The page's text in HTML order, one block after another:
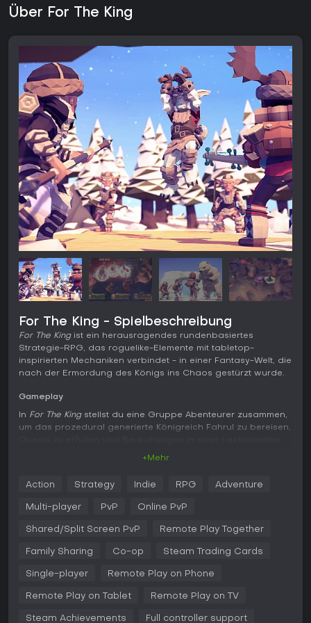
Über For The King
For The King - Spielbeschreibung
For The Kingist ein herausragendes rundenbasiertes
Strategie-RPG, das roguelike-Elemente mit tabletop-
inspirierten Mechaniken verbindet - in einer Fantasy-Welt, die
nach der Ermordung des Königs ins Chaos gestürzt wurde.
Gameplay
In For The Kingstellst du eine Gruppe Abenteurer zusammen,
um das prozedural generierte Königreich Fahrul zu bereisen,
das Bewegungsmarker kürzen oder Hinterhalte auslösen
kann. Kämpfe laufen rundenbasiert mit einer Timeline für die
einem einzigartigen Slot-System mit Würfelergebnissen
bessere Ergebnisse garantieren oder Crit-Chancen ab einer
Einsatz von Kräutern zur Heilung von Leiden. Party-
Management erfordert kluges Leveln bis maximal Stufe 14,
Aufrüsten von Sanctums für permanente Buffs und die
Entscheidung, ob die Gruppe sich aufspaltet für mehr
+Mehr
Action Strategy Indie RPG Adventure
Multi-player PvP Online PvP
Shared/Split Screen PvP Remote Play Together
Family Sharing Co-op Steam Trading Cards
Single-player Remote Play on Phone
Remote Play on Tablet Remote Play on TV
Steam Achievements Full controller support